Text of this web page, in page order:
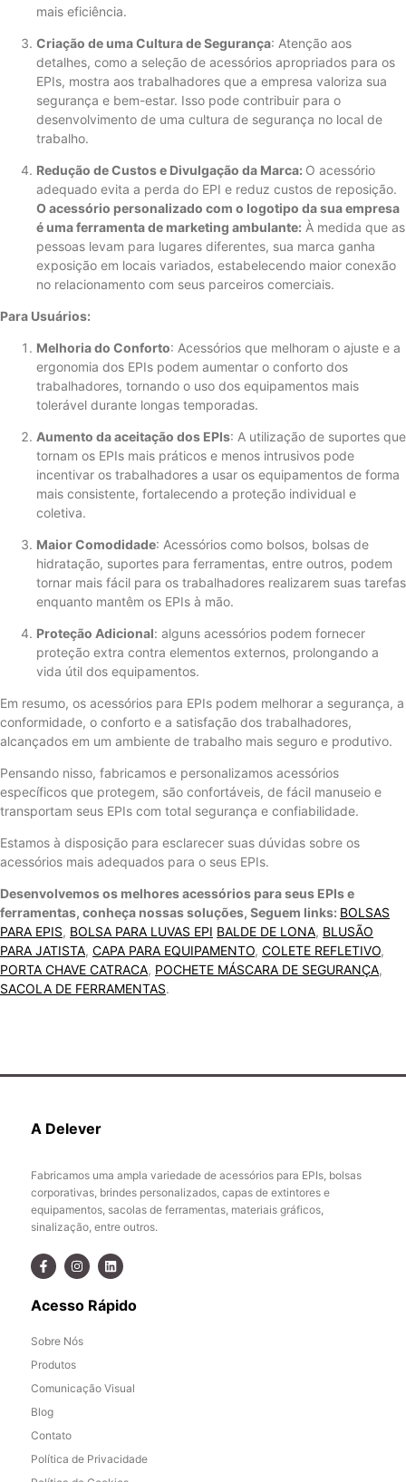
mais eficiência.
Criação de uma Cultura de Segurança: Atenção aos
detalhes, como a seleção de acessórios apropriados para os
EPIs, mostra aos trabalhadores que a empresa valoriza sua
segurança e bem-estar. Isso pode contribuir para o
desenvolvimento de uma cultura de segurança no local de
trabalho.
Redução de Custos e Divulgação da Marca: O acessório
adequado evita a perda do EPI e reduz custos de reposição.
O acessório personalizado com o logotipo da sua empresa
é uma ferramenta de marketing ambulante: À medida que as
pessoas levam para lugares diferentes, sua marca ganha
exposição em locais variados, estabelecendo maior conexão
no relacionamento com seus parceiros comerciais.
Para Usuários:
Melhoria do Conforto: Acessórios que melhoram o ajuste e a
ergonomia dos EPIs podem aumentar o conforto dos
trabalhadores, tornando o uso dos equipamentos mais
tolerável durante longas temporadas.
Aumento da aceitação dos EPIs: A utilização de suportes que
tornam os EPIs mais práticos e menos intrusivos pode
incentivar os trabalhadores a usar os equipamentos de forma
mais consistente, fortalecendo a proteção individual e
coletiva.
Maior Comodidade: Acessórios como bolsos, bolsas de
hidratação, suportes para ferramentas, entre outros, podem
tornar mais fácil para os trabalhadores realizarem suas tarefas
enquanto mantêm os EPIs à mão.
Proteção Adicional: alguns acessórios podem fornecer
proteção extra contra elementos externos, prolongando a
vida útil dos equipamentos.
Em resumo, os acessórios para EPIs podem melhorar a segurança, a
conformidade, o conforto e a satisfação dos trabalhadores,
alcançados em um ambiente de trabalho mais seguro e produtivo.
Pensando nisso, fabricamos e personalizamos acessórios
específicos que protegem, são confortáveis, de fácil manuseio e
transportam seus EPIs com total segurança e confiabilidade.
Estamos à disposição para esclarecer suas dúvidas sobre os
acessórios mais adequados para o seus EPIs.
Desenvolvemos os melhores acessórios para seus EPIs e
ferramentas, conheça nossas soluções, Seguem links: BOLSAS
PARA EPIS, BOLSA PARA LUVAS EPI BALDE DE LONA, BLUSÃO
PARA JATISTA, CAPA PARA EQUIPAMENTO, COLETE REFLETIVO,
PORTA CHAVE CATRACA, POCHETE MÁSCARA DE SEGURANÇA,
SACOLA DE FERRAMENTAS.
A Delever
Fabricamos uma ampla variedade de acessórios para EPIs, bolsas
corporativas, brindes personalizados, capas de extintores e
equipamentos, sacolas de ferramentas, materiais gráficos,
sinalização, entre outros.
Acesso Rápido
Sobre Nós
Produtos
Comunicação Visual
Blog
Contato
Política de Privacidade